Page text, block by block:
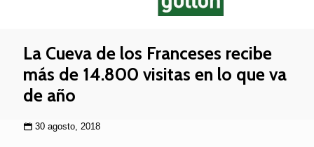
La Cueva de los Franceses recibe
más de 14.800 visitas en lo que va
de año
30 agosto, 2018